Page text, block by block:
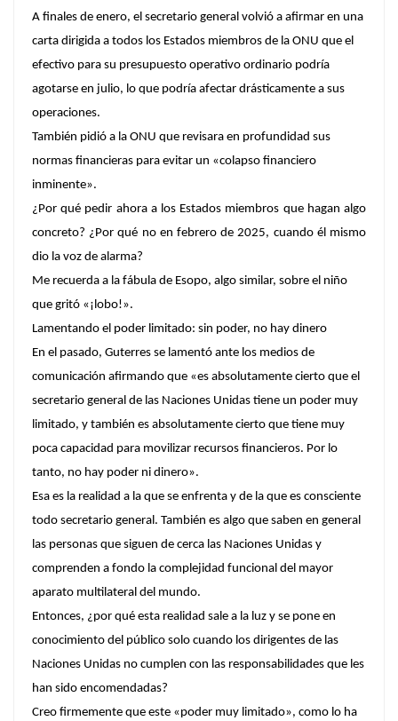
A finales de enero, el secretario general volvió a afirmar en una
carta dirigida a todos los Estados miembros de la ONU que el
efectivo para su presupuesto operativo ordinario podría
agotarse en julio, lo que podría afectar drásticamente a sus
operaciones.
También pidió a la ONU que revisara en profundidad sus
normas financieras para evitar un «colapso financiero
inminente».
¿Por qué pedir ahora a los Estados miembros que hagan algo
concreto? ¿Por qué no en febrero de 2025, cuando él mismo
dio la voz de alarma?
Me recuerda a la fábula de Esopo, algo similar, sobre el niño
que gritó «¡lobo!».
Lamentando el poder limitado: sin poder, no hay dinero
En el pasado, Guterres se lamentó ante los medios de
comunicación afirmando que «es absolutamente cierto que el
secretario general de las Naciones Unidas tiene un poder muy
limitado, y también es absolutamente cierto que tiene muy
poca capacidad para movilizar recursos financieros. Por lo
tanto, no hay poder ni dinero».
Esa es la realidad a la que se enfrenta y de la que es consciente
todo secretario general. También es algo que saben en general
las personas que siguen de cerca las Naciones Unidas y
comprenden a fondo la complejidad funcional del mayor
aparato multilateral del mundo.
Entonces, ¿por qué esta realidad sale a la luz y se pone en
conocimiento del público solo cuando los dirigentes de las
Naciones Unidas no cumplen con las responsabilidades que les
han sido encomendadas?
Creo firmemente que este «poder muy limitado», como lo ha